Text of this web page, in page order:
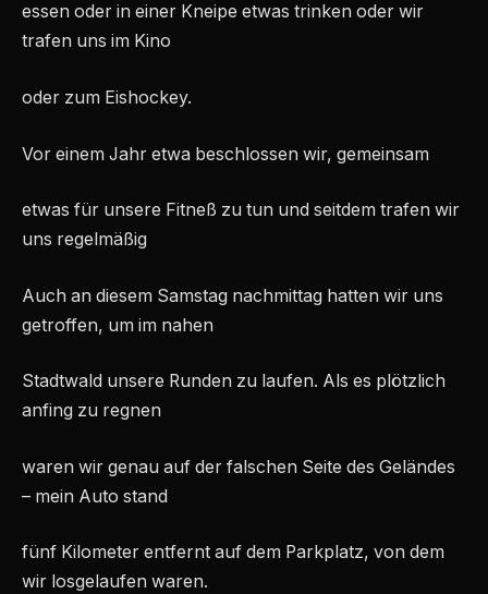
essen oder in einer Kneipe etwas trinken oder wir
trafen uns im Kino
oder zum Eishockey.
Vor einem Jahr etwa beschlossen wir, gemeinsam
etwas für unsere Fitneß zu tun und seitdem trafen wir
uns regelmäßig
Auch an diesem Samstag nachmittag hatten wir uns
getroffen, um im nahen
Stadtwald unsere Runden zu laufen. Als es plötzlich
anfing zu regnen
waren wir genau auf der falschen Seite des Geländes
– mein Auto stand
fünf Kilometer entfernt auf dem Parkplatz, von dem
wir losgelaufen waren.